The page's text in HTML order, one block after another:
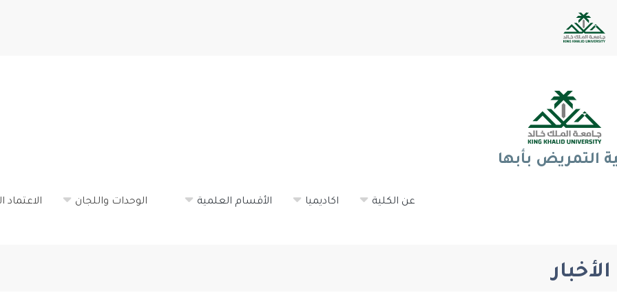
التمريض بأبها
عن الكلية اكاديميا الأقسام العلمية الوحدات واللجان الاعتماد
الأخبار